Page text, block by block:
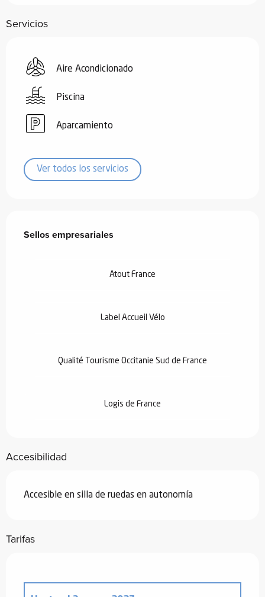
Servicios
Aire Acondicionado
Piscina
Aparcamiento
Ver todos los servicios
Sellos empresariales
Sellos empresariales
Atout France
Label Accueil Vélo
Qualité Tourisme Occitanie Sud de France
Logis de France
Accesibilidad
Accesible en silla de ruedas en autonomía
Tarifas